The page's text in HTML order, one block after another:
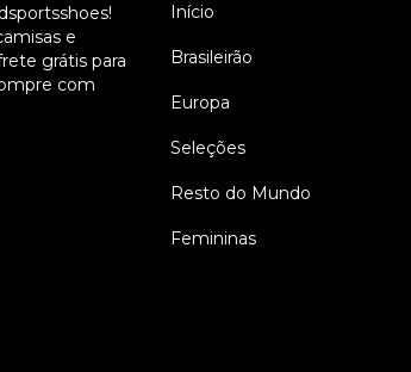
e
grátis para
com
Início
Brasileirão
Europa
Seleções
Resto do Mundo
Femininas